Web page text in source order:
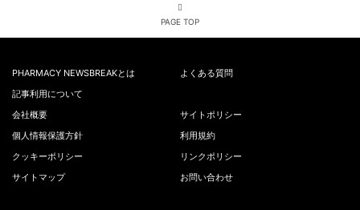
PAGE TOP
PHARMACY NEWSBREAKとは
よくある質問
記事利用について
会社概要
サイトポリシー
個人情報保護方針
利用規約
クッキーポリシー
リンクポリシー
サイトマップ
お問い合わせ